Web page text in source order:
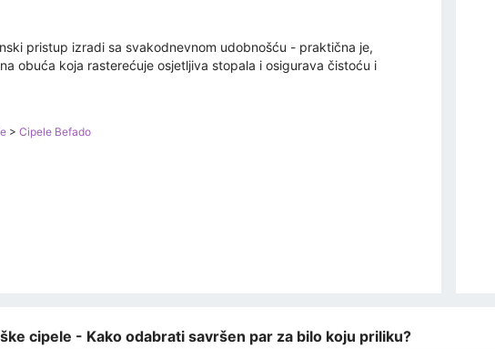
pristup izradi sa svakodnevnom udobnošću - praktična je,
obuća koja rasterećuje osjetljiva stopala i osigurava čistoću i
> Cipele Befado
cipele - Kako odabrati savršen par za bilo koju priliku?